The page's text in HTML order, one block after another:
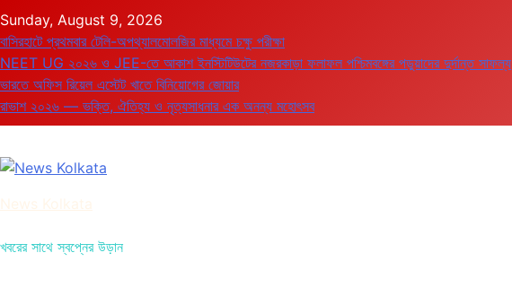
Skip
to
content
Sunday, August 9, 2026
বাসিরহাটে প্রথমবার টেলি-অপথ্যালমোলজির মাধ্যমে চক্ষু পরীক্ষা
NEET UG ২০২৬ ও JEE-তে আকাশ ইনস্টিটিউটের নজরকাড়া ফলাফল পশ্চিমবঙ্গের পড়ুয়াদের দুর্দান্ত সাফল্য
ভারতে অফিস রিয়েল এস্টেট খাতে বিনিয়োগের জোয়ার
রাভাশ ২০২৬ — ভক্তি, ঐতিহ্য ও নৃত্যসাধনার এক অনন্য মহোৎসব
খবরের সাথে স্বপ্নের উড়ান